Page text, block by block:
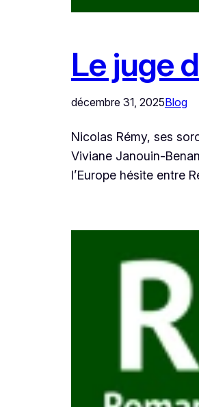
Le juge
décembre 31, 2025Blog
Nicolas Rémy, ses
Viviane Janouin-
l’Europe hésite entre